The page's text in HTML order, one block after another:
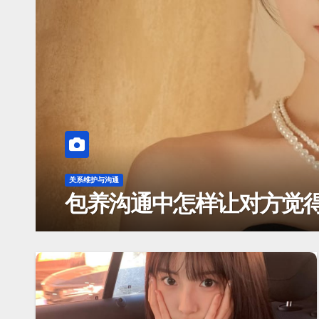
关系维护与沟通
沟通频率降低如何判断是